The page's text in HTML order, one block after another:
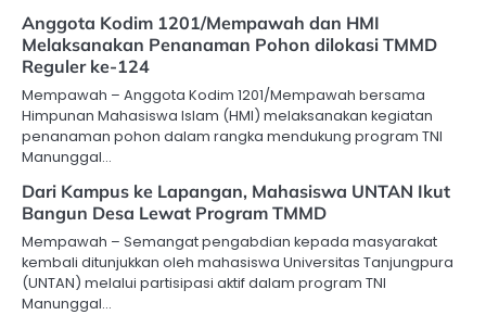
Anggota Kodim 1201/Mempawah dan HMI
Melaksanakan Penanaman Pohon dilokasi TMMD
Reguler ke-124
Mempawah – Anggota Kodim 1201/Mempawah bersama
Himpunan Mahasiswa Islam (HMI) melaksanakan kegiatan
penanaman pohon dalam rangka mendukung program TNI
Manunggal…
Dari Kampus ke Lapangan, Mahasiswa UNTAN Ikut
Bangun Desa Lewat Program TMMD
Mempawah – Semangat pengabdian kepada masyarakat
kembali ditunjukkan oleh mahasiswa Universitas Tanjungpura
(UNTAN) melalui partisipasi aktif dalam program TNI
Manunggal…